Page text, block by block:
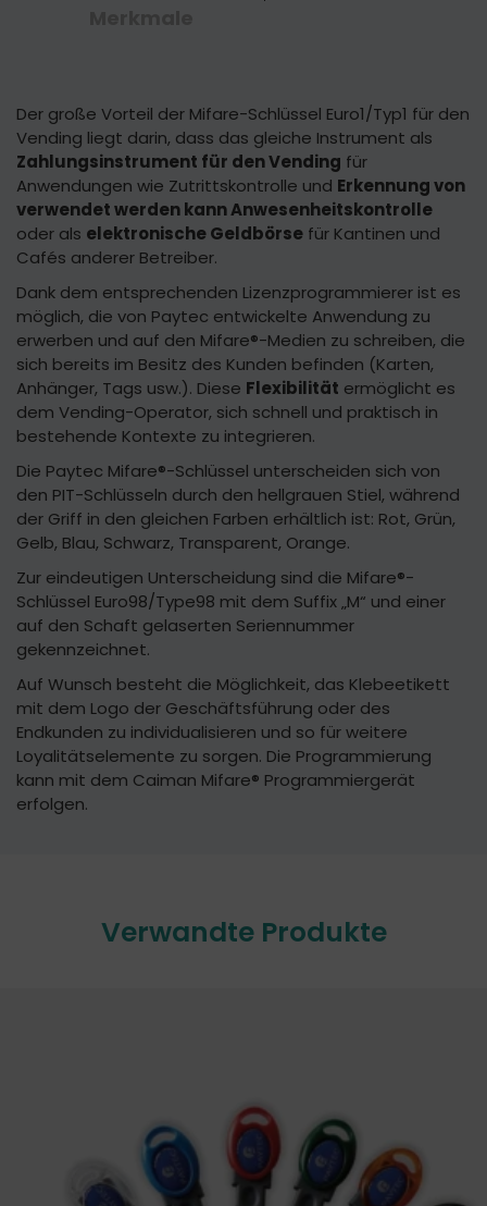
Der große Vorteil der Mifare-Schlüssel Euro1/Typ1 für den
Vending liegt darin, dass das gleiche Instrument als
Zahlungsinstrument für den Vending für
Anwendungen wie Zutrittskontrolle und Erkennung von
verwendet werden kann Anwesenheitskontrolle
oder als elektronische Geldbörse für Kantinen und
Cafés anderer Betreiber.
Dank dem entsprechenden Lizenzprogrammierer ist es
möglich, die von Paytec entwickelte Anwendung zu
erwerben und auf den Mifare®-Medien zu schreiben, die
sich bereits im Besitz des Kunden befinden (Karten,
Anhänger, Tags usw.). Diese Flexibilität ermöglicht es
dem Vending-Operator, sich schnell und praktisch in
bestehende Kontexte zu integrieren.
Die Paytec Mifare®-Schlüssel unterscheiden sich von
den PIT-Schlüsseln durch den hellgrauen Stiel, während
der Griff in den gleichen Farben erhältlich ist: Rot, Grün,
Gelb, Blau, Schwarz, Transparent, Orange.
Zur eindeutigen Unterscheidung sind die Mifare®-
Schlüssel Euro98/Type98 mit dem Suffix „M“ und einer
auf den Schaft gelaserten Seriennummer
gekennzeichnet.
Auf Wunsch besteht die Möglichkeit, das Klebeetikett
mit dem Logo der Geschäftsführung oder des
Endkunden zu individualisieren und so für weitere
Loyalitätselemente zu sorgen. Die Programmierung
kann mit dem Caiman Mifare® Programmiergerät
erfolgen.
Verwandte Produkte